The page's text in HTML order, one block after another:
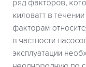
ряд факторов,
киловатт в
факторам
в частности
эксплуатации